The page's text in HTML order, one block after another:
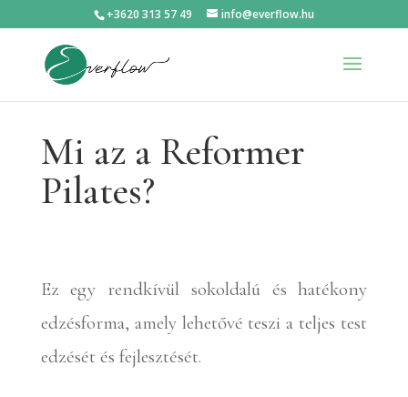
+3620 313 57 49 info@everflow.hu
Mi az a Reformer
Pilates?
Ez egy rendkívül sokoldalú és hatékony
edzésforma, amely lehetővé teszi a teljes test
edzését és fejlesztését.